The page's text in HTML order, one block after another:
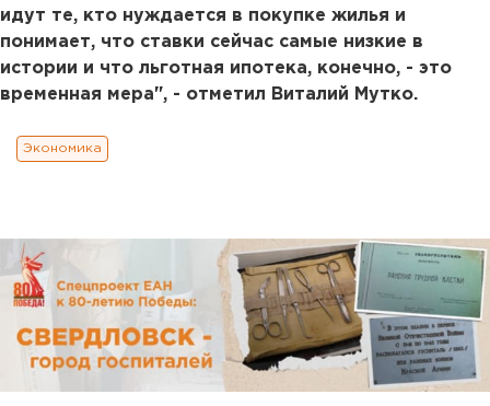
идут те, кто нуждается в покупке жилья и
понимает, что ставки сейчас самые низкие в
истории и что льготная ипотека, конечно, - это
временная мера", - отметил Виталий Мутко.
Экономика